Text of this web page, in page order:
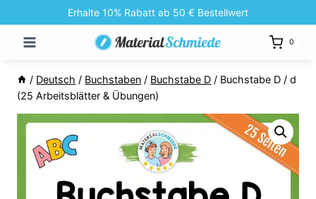
Inhalt
springen
Erhalte 10% Rabatt ab 50 € Bestellwert
0
/ Deutsch / Buchstaben / Buchstabe D / Buchstabe D / d
(25 Arbeitsblätter & Übungen)